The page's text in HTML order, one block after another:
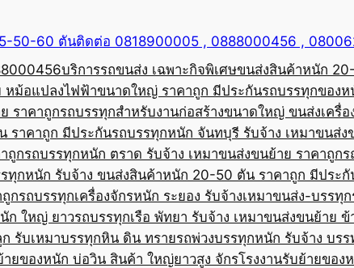
50-60 ตันติดต่อ 0818900005 , 0888000456 ,
บริการรถขนส่ง เฉพาะกิจพิเศษขนส่งสินค้าหนัก
ม้อแปลงไฟฟ้าขนาดใหญ่ ราคาถูก มีประกันรถบรรทุกของห
ราคาถูกรถบรรทุกสำหรับงานก่อสร้างขนาดใหญ่ ขนส่งเครื่
ราคาถูก มีประกันรถบรรทุกหนัก จันทบุรี รับจ้าง เหมาขนส่ง
ถูกรถบรรทุกหนัก ตราด รับจ้าง เหมาขนส่งขนย้าย ราคาถูก
ทุกหนัก รับจ้าง ขนส่งสินค้าหนัก 20-50 ตัน ราคาถูก มีประกั
กรถบรรทุกเครื่องจักรหนัก ระยอง รับจ้างเหมาขนส่ง-บรรทุ
ก ใหญ่ ยาวรถบรรทุกเรือ พัทยา รับจ้าง เหมาขนส่งขนย้าย ข้
รับเหมาบรรทุกหิน ดิน ทรายรถพ่วงบรรทุกหนัก รับจ้าง บร
ายของหนัก บ่อวิน สินค้า ใหญ่ยาวสูง จักรโรงงานรับย้ายของ